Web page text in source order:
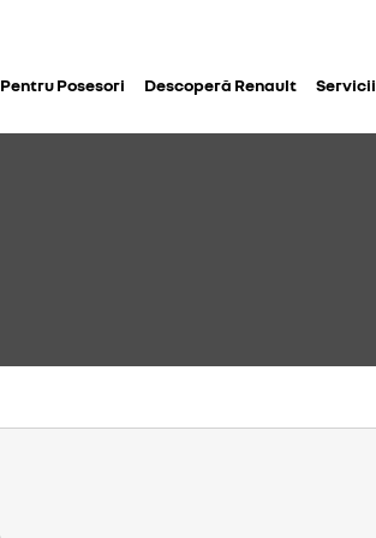
Pentru Posesori Descoperă Renault Servicii